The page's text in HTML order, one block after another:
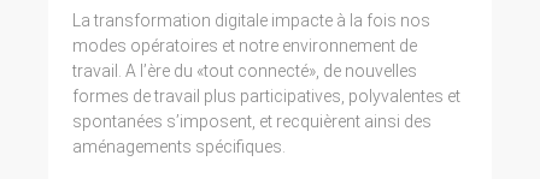
La transformation digitale impacte à la fois nos
modes opératoires et notre environnement de
travail. A l’ère du «tout connecté», de nouvelles
formes de travail plus participatives, polyvalentes et
spontanées s’imposent, et recquièrent ainsi des
aménagements spécifiques.